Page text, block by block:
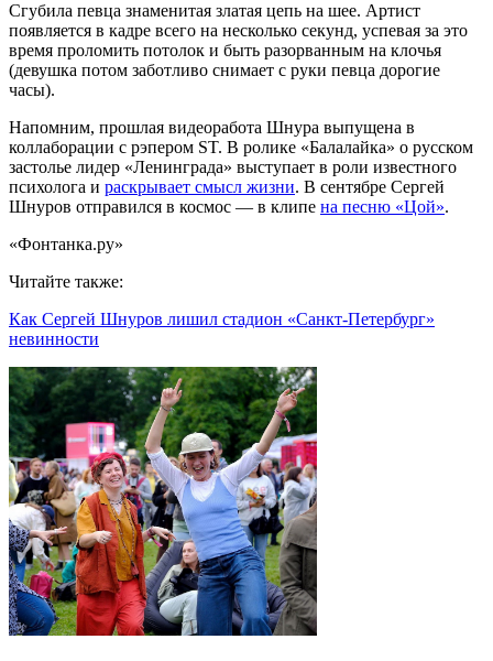
Сгубила певца знаменитая златая цепь на шее. Артист
появляется в кадре всего на несколько секунд, успевая за это
время проломить потолок и быть разорванным на клочья
(девушка потом заботливо снимает с руки певца дорогие
часы).
Напомним, прошлая видеоработа Шнура выпущена в
коллаборации с рэпером ST. В ролике «Балалайка» о русском
застолье лидер «Ленинграда» выступает в роли известного
психолога и раскрывает смысл жизни. В сентябре Сергей
Шнуров отправился в космос — в клипе на песню «Цой».
«Фонтанка.ру»
Читайте также:
Как Сергей Шнуров лишил стадион «Санкт-Петербург»
невинности